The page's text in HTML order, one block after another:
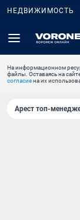
НЕДВИЖИМОСТЬ
На информационном
файлы. Оставаясь на
согласиена их
Арест топ-